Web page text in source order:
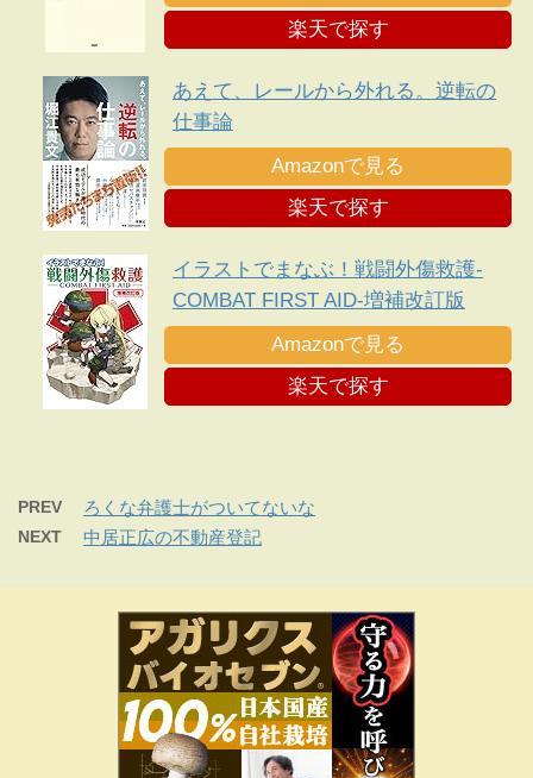
楽天で探す
あえて、レールから外れる。逆転の
仕事論
Amazonで見る
楽天で探す
イラストでまなぶ！戦闘外傷救護-
COMBAT FIRST AID-増補改訂版
Amazonで見る
楽天で探す
PREV ろくな弁護士がついてないな
NEXT 中居正広の不動産登記